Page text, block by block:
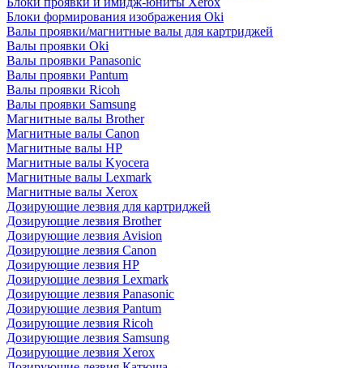
Блоки формирования изображения Oki
Валы проявки/магнитные валы для картриджей
Валы проявки Oki
Валы проявки Panasonic
Валы проявки Pantum
Валы проявки Ricoh
Валы проявки Samsung
Магнитные валы Brother
Магнитные валы Canon
Магнитные валы HP
Магнитные валы Kyocera
Магнитные валы Lexmark
Магнитные валы Xerox
Дозирующие лезвия для картриджей
Дозирующие лезвия Brother
Дозирующие лезвия Avision
Дозирующие лезвия Canon
Дозирующие лезвия HP
Дозирующие лезвия Lexmark
Дозирующие лезвия Panasonic
Дозирующие лезвия Pantum
Дозирующие лезвия Ricoh
Дозирующие лезвия Samsung
Дозирующие лезвия Xerox